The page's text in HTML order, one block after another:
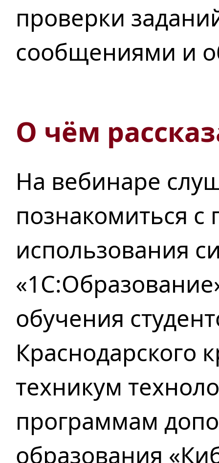
проверки
сообщениями и
О чём
На вебинаре
познакомиться с
использования
обучения
Краснодарского
техникум
программам
образования